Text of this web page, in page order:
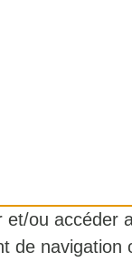
ou accéder
de navigation